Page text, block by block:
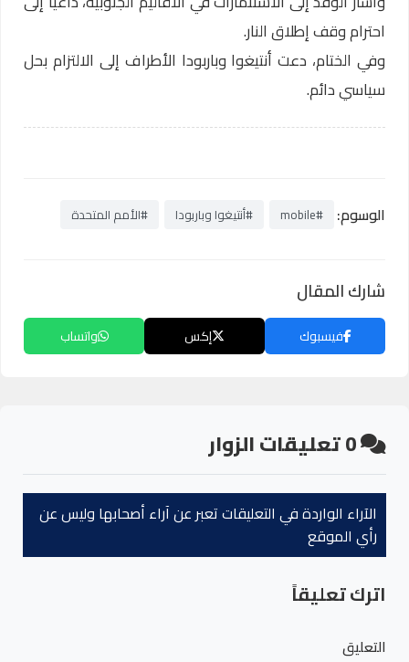
احترام وقف إطلاق النار.
وفي الختام، دعت أنتيغوا وباربودا الأطراف إلى الالتزام بحل
سياسي دائم.
الوسوم: #mobile #أنتيغوا وباربودا #الأمم المتحدة
شارك المقال
فيسبوك إكس واتساب
0تعليقات الزوار
الآراء الواردة في التعليقات تعبر عن آراء أصحابها وليس عن
رأي الموقع
اترك تعليقاً
التعليق